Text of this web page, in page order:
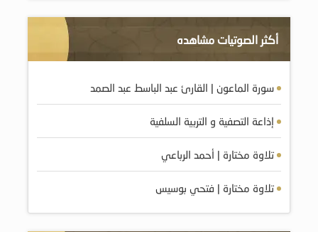
أكثر الصوتيات مشاهده
سورة الماعون | القارئ عبد الباسط عبد الصمد
إذاعة التصفية و التربية السلفية
تلاوة مختارة | أحمد الرباعي
تلاوة مختارة | فتحي بوسيس